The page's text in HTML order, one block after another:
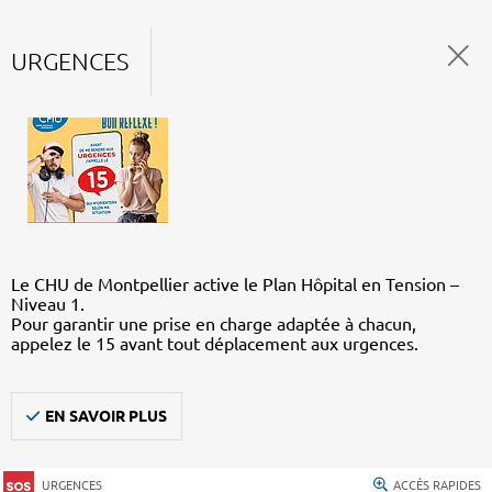
URGENCES
Le CHU de Montpellier active le Plan Hôpital en Tension –
Niveau 1.
Pour garantir une prise en charge adaptée à chacun,
appelez le 15 avant tout déplacement aux urgences.
EN SAVOIR PLUS
URGENCES ACCÈS RAPIDES